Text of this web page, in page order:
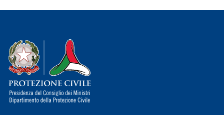
Dipartimento della Protezione Civile